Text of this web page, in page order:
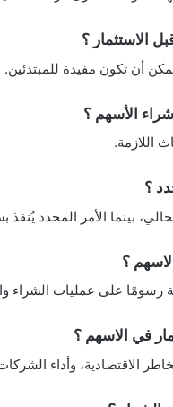
الاستثمار ؟
أن تكون مفيدة للمبتدئين.
الأسهم ؟
اللازمة.
؟
بينما الأمر المحدد
؟
على عمليات الشراء
في الاسهم ؟
الاقتصادية، وأداء